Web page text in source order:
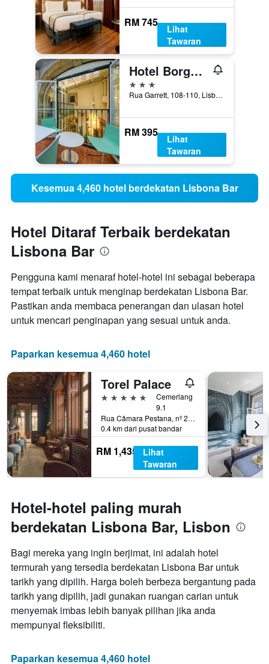
RM 745
Lihat
Tawaran
Hotel Borges Chiado
3 bintang
Rua Garrett, 108-110, Lisbon, Lisbon District, Portugal
RM 395
Lihat
Tawaran
Kesemua 4,460 hotel berdekatan Lisbona Bar
Hotel Ditaraf Terbaik berdekatan
Lisbona Bar
Pengguna kami menaraf hotel-hotel ini sebagai beberapa
tempat terbaik untuk menginap berdekatan Lisbona Bar.
Pastikan anda membaca penerangan dan ulasan hotel
untuk mencari penginapan yang sesuai untuk anda.
Paparkan kesemua 4,460 hotel
Torel Palace
5 bintang
Cemerlang
9.1
Rua Câmara Pestana, nº 23, Lisbon, Lisbon District, Portugal
0.4 km dari pusat bandar
RM 1,435
Lihat
Tawaran
Hotel-hotel paling murah
berdekatan Lisbona Bar, Lisbon
Bagi mereka yang ingin berjimat, ini adalah hotel
termurah yang tersedia berdekatan Lisbona Bar untuk
tarikh yang dipilih. Harga boleh berbeza bergantung pada
tarikh yang dipilih, jadi gunakan ruangan carian untuk
menyemak imbas lebih banyak pilihan jika anda
mempunyai fleksibiliti.
Paparkan kesemua 4,460 hotel